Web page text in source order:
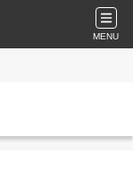
MENU